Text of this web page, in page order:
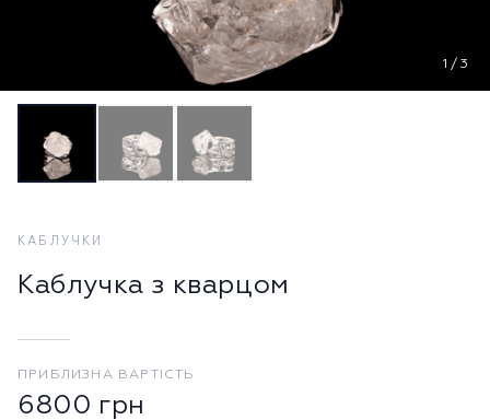
1 / 3
КАБЛУЧКИ
Каблучка з кварцом
ПРИБЛИЗНА ВАРТІСТЬ
6800 грн